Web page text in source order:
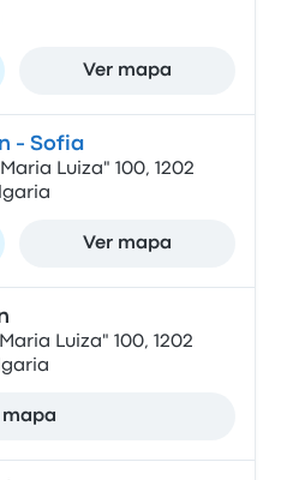
Ver mapa
- Sofia
Luiza" 100, 1202
Ver mapa
Luiza" 100, 1202
mapa